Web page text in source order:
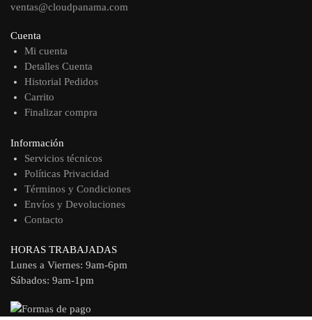
ventas@cloudpanama.com
Cuenta
Mi cuenta
Detalles Cuenta
Historial Pedidos
Carrito
Finalizar compra
Información
Servicios técnicos
Políticas Privacidad
Términos y Condiciones
Envíos y Devoluciones
Contacto
HORAS TRABAJADAS
Lunes a Viernes: 9am-6pm
Sábados: 9am-1pm